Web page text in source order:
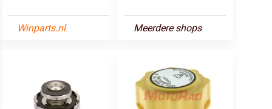
Winparts.nl Meerdere shops